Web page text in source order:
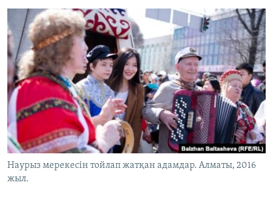
Search
ӘЛЕМ
АРНАЙЫ ЖОБАЛАР
Русский
ЖАЗЫЛЫҢЫЗ
Басқа тілдерде
Наурыз мерекесін тойлап жатқан адамдар. Алматы, 2016
жыл.